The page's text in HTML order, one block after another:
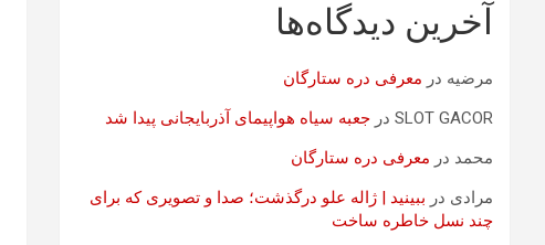
آخرین دیدگاه‌ها
مرضیه در معرفی دره ستارگان
SLOT GACOR در جعبه سیاه هواپیمای آذربایجانی پیدا شد
محمد در معرفی دره ستارگان
مرادی در ببینید | ژاله علو درگذشت؛ صدا و تصویری که برای
چند نسل خاطره ساخت